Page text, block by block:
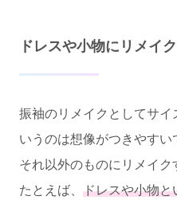
ドレスや小物にリメイ
振袖のリメイクとしてサイ
いうのは想像がつきやすい
それ以外のものにリメイク
たとえば、 ドレスや小物と